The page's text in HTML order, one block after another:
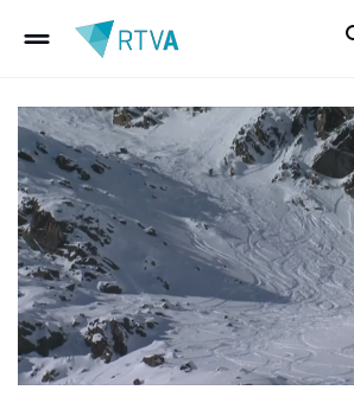
drag_handle